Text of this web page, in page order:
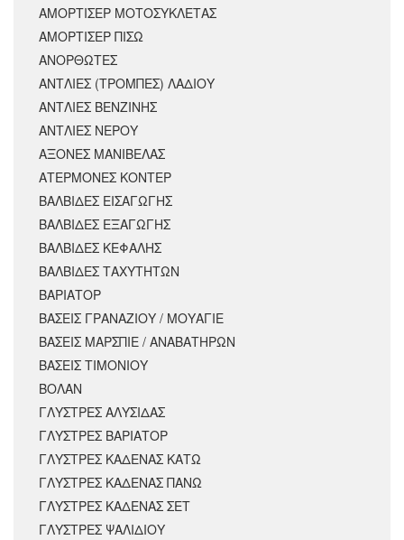
ΑΜΟΡΤΙΣΈΡ ΜΟΤΟΣΥΚΛΈΤΑΣ
ΑΜΟΡΤΙΣΕΡ ΠΙΣΩ
ΑΝΟΡΘΩΤΕΣ
ΑΝΤΛΙΕΣ (ΤΡΟΜΠΕΣ) ΛΑΔΙΟΥ
ΑΝΤΛΙΕΣ ΒΕΝΖΙΝΗΣ
ΑΝΤΛΙΕΣ ΝΕΡΟΥ
ΑΞΟΝΕΣ ΜΑΝΙΒΕΛΑΣ
ΑΤΕΡΜΟΝΕΣ ΚΟΝΤΕΡ
ΒΑΛΒΙΔΕΣ ΕΙΣΑΓΩΓΗΣ
ΒΑΛΒΙΔΕΣ ΕΞΑΓΩΓΗΣ
ΒΑΛΒΙΔΕΣ ΚΕΦΑΛΗΣ
ΒΑΛΒΙΔΕΣ ΤΑΧΥΤΗΤΩΝ
ΒΑΡΙΑΤΟΡ
ΒΑΣΕΙΣ ΓΡΑΝΑΖΙΟΥ / ΜΟΥΑΓΙΕ
ΒΑΣΕΙΣ ΜΑΡΣΠΙΕ / ΑΝΑΒΑΤΗΡΩΝ
ΒΑΣΕΙΣ ΤΙΜΟΝΙΟΥ
ΒΟΛΑΝ
ΓΛΥΣΤΡΕΣ ΑΛΥΣΙΔΑΣ
ΓΛΥΣΤΡΕΣ ΒΑΡΙΑΤΟΡ
ΓΛΥΣΤΡΕΣ ΚΑΔΕΝΑΣ ΚΑΤΩ
ΓΛΥΣΤΡΕΣ ΚΑΔΕΝΑΣ ΠΑΝΩ
ΓΛΥΣΤΡΕΣ ΚΑΔΕΝΑΣ ΣΕΤ
ΓΛΥΣΤΡΕΣ ΨΑΛΙΔΙΟΥ